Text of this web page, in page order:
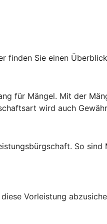
finden Sie einen
für Mängel. Mit der
wird auch
So
Vorleistung